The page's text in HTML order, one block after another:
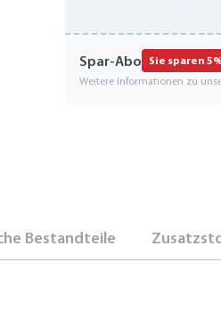
Spar-Abo Sie sparen
Weitere Informationen zu
Bestandteile